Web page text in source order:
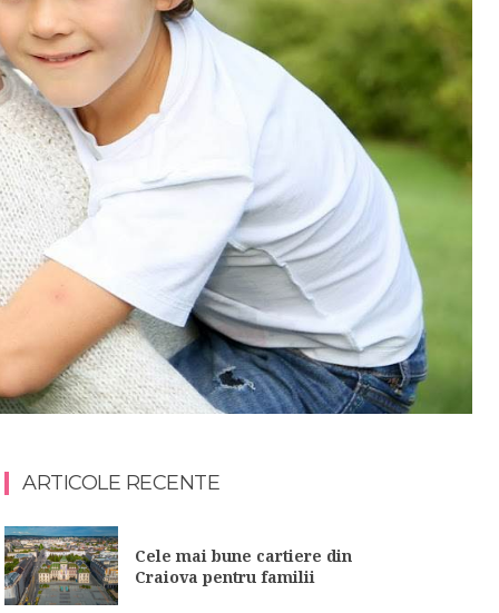
ARTICOLE RECENTE
Cele mai bune cartiere din
Craiova pentru familii